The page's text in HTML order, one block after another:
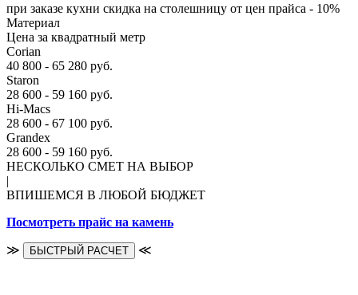
при заказе кухни скидка на столешницу от цен прайса - 10%
Материал
Цена за квадратный метр
Corian
40 800 - 65 280 руб.
Staron
28 600 - 59 160 руб.
Hi-Macs
28 600 - 67 100 руб.
Grandex
28 600 - 59 160 руб.
НЕСКОЛЬКО СМЕТ НА ВЫБОР
|
ВПИШЕМСЯ В ЛЮБОЙ БЮДЖЕТ
Посмотреть прайс на камень
≫ БЫСТРЫЙ РАСЧЕТ ≪